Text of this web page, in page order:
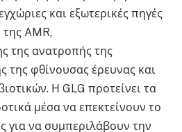
και εξωτερικές πηγές
της AMR,
της ανατροπής της
της φθίνουσας έρευνας και
Η GLG προτείνει τα
μέσα να επεκτείνουν το
για να συμπεριλάβουν την